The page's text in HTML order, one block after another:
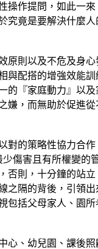
操作提問，如此一
究竟是要解決什麼
原則以及不危及身
配搭的增強效能
『家庭動力』以及
嫌，而無助於促進
的策略性協力合作
傷害且有所權變的
則，十分鐘的站立
之隔的背後，引領
括父母家人、園
、幼兒園、課後